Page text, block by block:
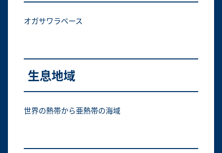
オガサワラベース
生息地域
世界の熱帯から亜熱帯の海域